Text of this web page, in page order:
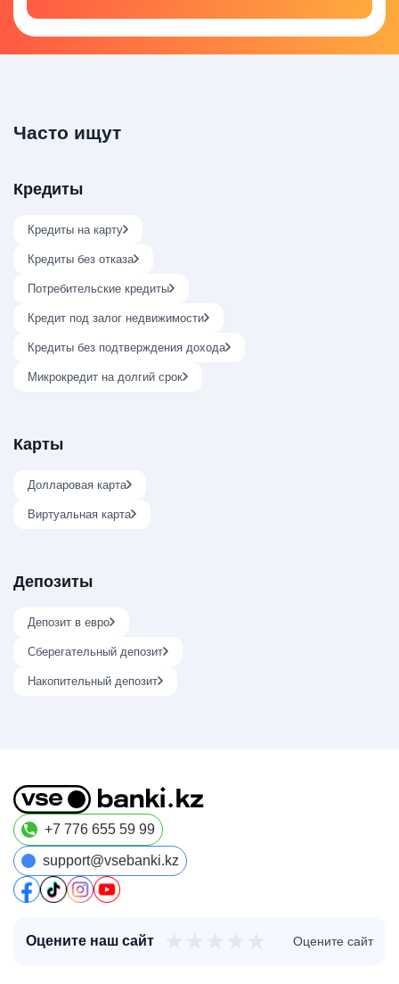
Часто ищут
Кредиты
Кредиты на карту
Кредиты без отказа
Потребительские кредиты
Кредит под залог недвижимости
Кредиты без подтверждения дохода
Микрокредит на долгий срок
Карты
Долларовая карта
Виртуальная карта
Депозиты
Депозит в евро
Сберегательный депозит
Накопительный депозит
+7 776 655 59 99
support@vsebanki.kz
Оцените наш сайт Оцените сайт